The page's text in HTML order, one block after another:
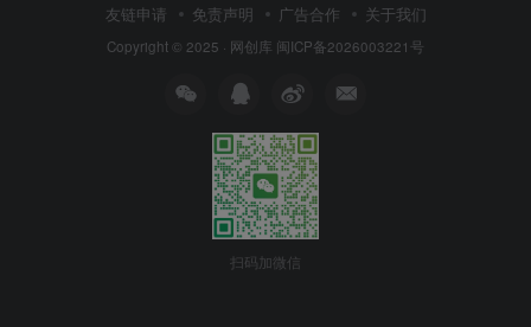
友链申请 免责声明 广告合作 关于我们
Copyright © 2025 · 网创库 闽ICP备2026003221号
扫码加微信